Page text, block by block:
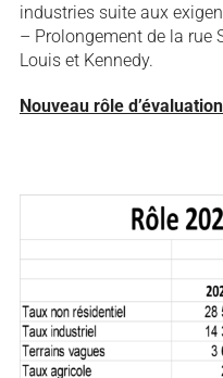
industries suite aux
– Prolongement de la rue
Louis et Kennedy.
Nouveau rôle